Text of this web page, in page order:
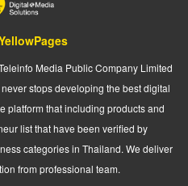
Media Public Company Limited
stops developing the best digital
platform that including products and
list that have been verified by
categories in Thailand. We deliver
from professional team.